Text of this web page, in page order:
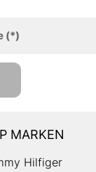
(*)
MARKEN
Hilfiger